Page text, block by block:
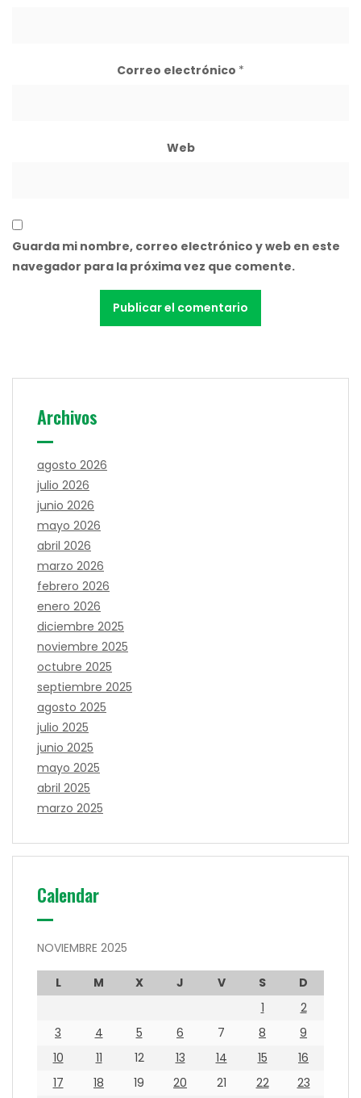
Correo electrónico *
Web
Guarda mi nombre, correo electrónico y web en este
navegador para la próxima vez que comente.
Archivos
agosto 2026
julio 2026
junio 2026
mayo 2026
abril 2026
marzo 2026
febrero 2026
enero 2026
diciembre 2025
noviembre 2025
octubre 2025
septiembre 2025
agosto 2025
julio 2025
junio 2025
mayo 2025
abril 2025
marzo 2025
Calendar
NOVIEMBRE 2025
L M X J V S
D
1
2
3
4 5 6 7 8
9
10
11 12 13 14 15
16
17
18 19 20 21 22
23